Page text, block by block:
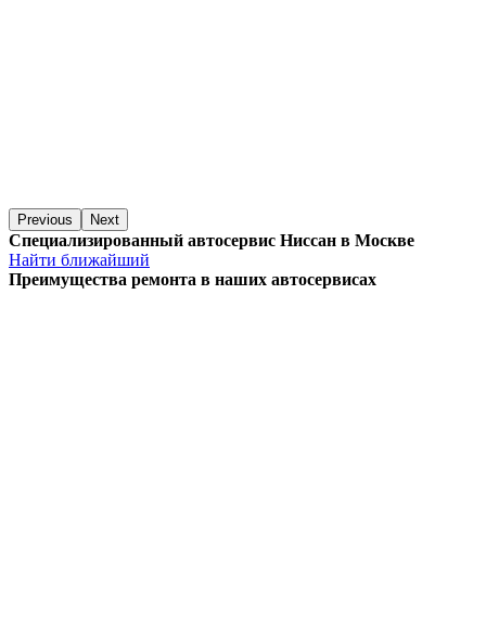
Previous Next
Специализированный автосервис Ниссан в Москве
Найти ближайший
Преимущества ремонта в наших автосервисах